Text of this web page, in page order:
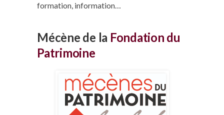
formation, information…
Mécène de la Fondation du
Patrimoine